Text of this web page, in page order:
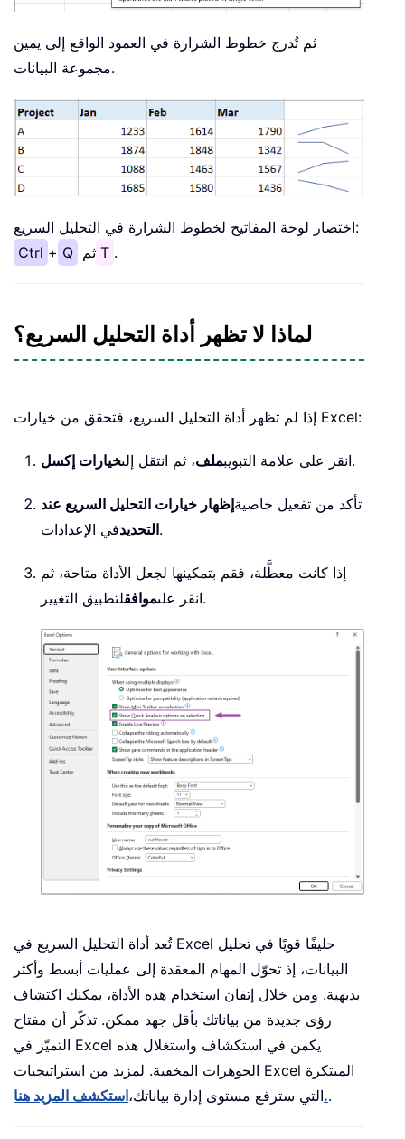
ثم تُدرج خطوط الشرارة في العمود الواقع إلى يمين
مجموعة البيانات.
اختصار لوحة المفاتيح لخطوط الشرارة في التحليل السريع:
Ctrl + Q ثم T .
لماذا لا تظهر أداة التحليل السريع؟
إذا لم تظهر أداة التحليل السريع، فتحقق من خيارات Excel:
انقر على علامة التبويبملف، ثم انتقل إلىخيارات إكسل .
تأكد من تفعيل خاصيةإظهار خيارات التحليل السريع عند
التحديدفي الإعدادات.
إذا كانت معطَّلة، فقم بتمكينها لجعل الأداة متاحة، ثم
انقر علىموافق لتطبيق التغيير.
تُعد أداة التحليل السريع في Excel حليفًا قويًا في تحليل
البيانات، إذ تحوّل المهام المعقدة إلى عمليات أبسط وأكثر
بديهية. ومن خلال إتقان استخدام هذه الأداة، يمكنك اكتشاف
رؤى جديدة من بياناتك بأقل جهد ممكن. تذكّر أن مفتاح
التميّز في Excel يكمن في استكشاف واستغلال هذه
الجوهرات المخفية. لمزيد من استراتيجيات Excel المبتكرة
التي سترفع مستوى إدارة بياناتك،استكشف المزيد هنا..